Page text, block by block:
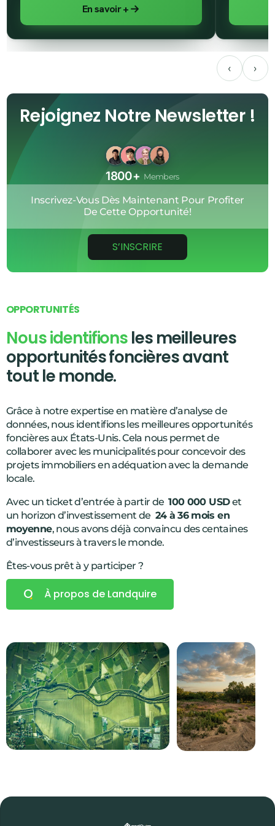
En savoir +
‹ ›
Rejoignez Notre Newsletter !
1800+ Members
Inscrivez-Vous Dès Maintenant Pour Profiter
De Cette Opportunité!
S’INSCRIRE
OPPORTUNITÉS
Nous identifionsles meilleures
opportunités foncières avant
tout le monde.
Grâce à notre expertise en matière d’analyse de
données, nous identifions les meilleures opportunités
foncières aux États-Unis. Cela nous permet de
collaborer avec les municipalités pour concevoir des
projets immobiliers en adéquation avec la demande
locale.
Avec un ticket d’entrée à partir de100 000 USDet
un horizon d’investissement de 24 à 36 mois en
moyenne, nous avons déjà convaincu des centaines
d’investisseurs à travers le monde.
Êtes-vous prêt à y participer ?
À propos de Landquire
0
2
8
9
2
5
3
4
2
0
2
5
8
3
7
9
1
3
5
7
9
1
4
5
7
8
9
0
2
5
6
7
8
9
0
2
0
2
8
9
2
5 0